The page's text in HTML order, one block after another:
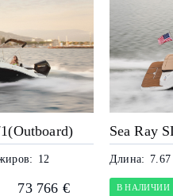
12
73 766 €
Sea Ray
Длина:
В НАЛИЧИИ